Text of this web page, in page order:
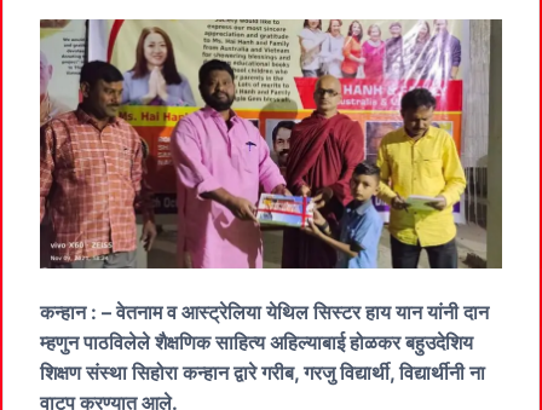
कन्हान : – वेतनाम व आस्ट्रेलिया येथिल सिस्टर हाय यान यांनी दान
म्हणुन पाठविलेले शैक्षणिक साहित्य अहिल्याबाई होळकर बहुउदेशिय
शिक्षण संस्था सिहोरा कन्हान द्वारे गरीब, गरजु विद्यार्थी, विद्यार्थीनी ना
वाटप करण्यात आले.